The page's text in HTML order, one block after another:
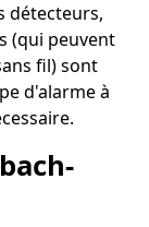
détecteurs,
(qui peuvent
fil) sont
d'alarme à